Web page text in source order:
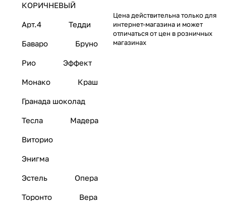
КОРИЧНЕВЫЙ
Арт.4 Тедди
Баваро Бруно
Рио Эффект
Монако Краш
Гранада шоколад
Тесла Мадера
Виторио
Энигма
Эстель Опера
Торонто Вера
Цена действительна только для
интернет-магазина и может
отличаться от цен в розничных
магазинах